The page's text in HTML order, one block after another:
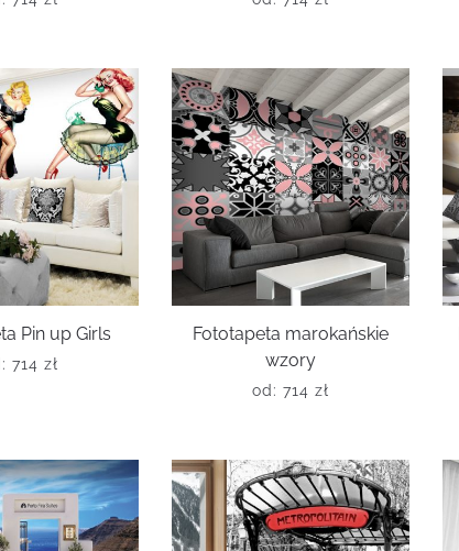
Pin up Girls
714 zł
Fototapeta marokańskie
wzory
od: 714 zł